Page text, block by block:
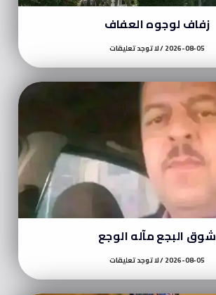
زفاف لوجوه العفاف
2026-08-05 لا توجد تعليقات
شوق البجع مآله الوجع
2026-08-05 لا توجد تعليقات